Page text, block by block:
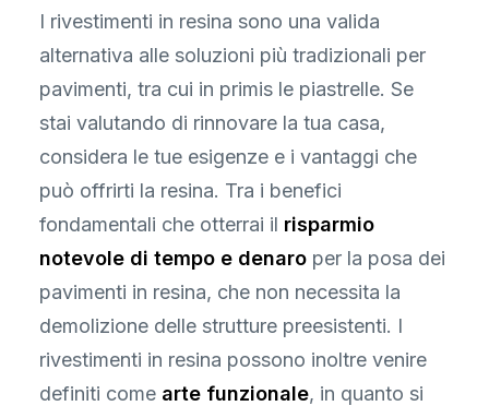
I rivestimenti in resina sono una valida
alternativa alle soluzioni più tradizionali per
pavimenti, tra cui in primis le piastrelle. Se
stai valutando di rinnovare la tua casa,
considera le tue esigenze e i vantaggi che
può offrirti la resina. Tra i benefici
fondamentali che otterrai il risparmio
notevole di tempo e denaro per la posa dei
pavimenti in resina, che non necessita la
demolizione delle strutture preesistenti. I
rivestimenti in resina possono inoltre venire
definiti come arte funzionale, in quanto si